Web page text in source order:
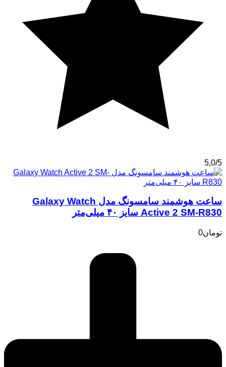
5,0/5
ساعت هوشمند سامسونگ مدل Galaxy Watch
Active 2 SM-R830 سایز ۴۰ میلی‌متر
تومان0